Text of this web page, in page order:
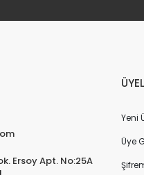
Ersoy Apt. No:25A
Yeni
Üye